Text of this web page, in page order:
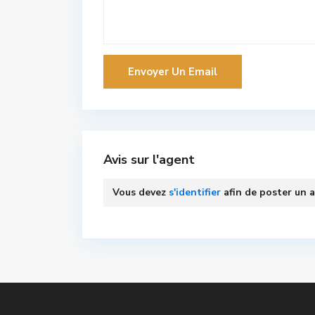
Avis sur l'agent
Vous devez s'identifier afin de poster un